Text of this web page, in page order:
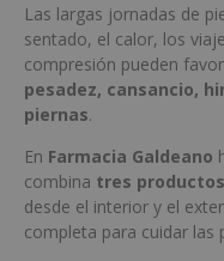
Las largas jornadas de
sentado, el calor, los
compresión pueden
pesadez, cansancio,
piernas.
En Farmacia Galdeano
combina tres
desde el interior y el
completa para cuidar las